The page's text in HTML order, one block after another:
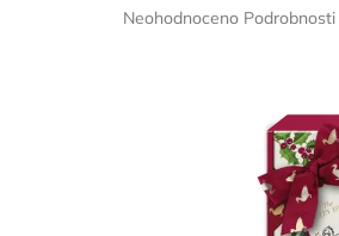
Průměrné
Neohodnoceno